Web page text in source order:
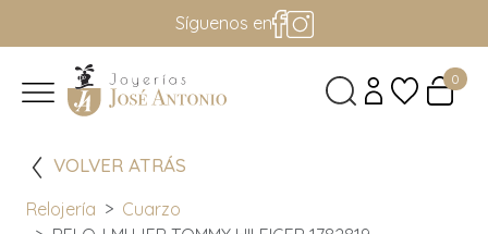
Síguenos en
0
VOLVER ATRÁS
Relojería
Cuarzo